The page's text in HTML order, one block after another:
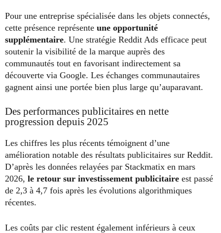
Pour une entreprise spécialisée dans les objets connectés,
cette présence représente une opportunité
supplémentaire. Une stratégie Reddit Ads efficace peut
soutenir la visibilité de la marque auprès des
communautés tout en favorisant indirectement sa
découverte via Google. Les échanges communautaires
gagnent ainsi une portée bien plus large qu’auparavant.
Des performances publicitaires en nette
progression depuis 2025
Les chiffres les plus récents témoignent d’une
amélioration notable des résultats publicitaires sur Reddit.
D’après les données relayées par Stackmatix en mars
2026, le retour sur investissement publicitaire est passé
de 2,3 à 4,7 fois après les évolutions algorithmiques
récentes.
Les coûts par clic restent également inférieurs à ceux